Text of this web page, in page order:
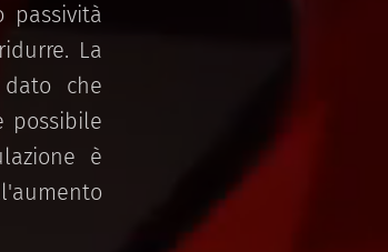
La
che
possibile
è